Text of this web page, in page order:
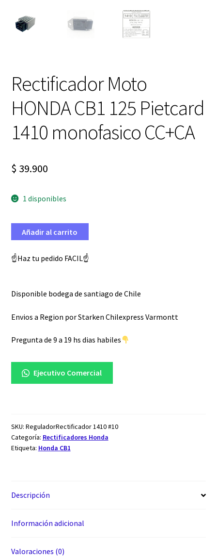
Rectificador Moto
HONDA CB1 125 Pietcard
1410 monofasico CC+CA
$ 39.900
1 disponibles
Añadir al carrito
☝️Haz tu pedido FACIL☝️
Disponible bodega de santiago de Chile
Envios a Region por Starken Chilexpress Varmontt
Pregunta de 9 a 19 hs dias habiles
Ejecutivo Comercial
SKU: ReguladorRectificador 1410 #10
Categoría: Rectificadores Honda
Etiqueta: Honda CB1
Descripción
Información adicional
Valoraciones (0)